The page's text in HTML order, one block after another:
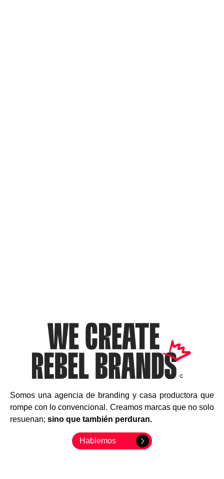
Somos una agencia de branding y casa productora que
rompe con lo convencional. Creamos marcas que no solo
resuenan; sino que también perduran.
Hablemos